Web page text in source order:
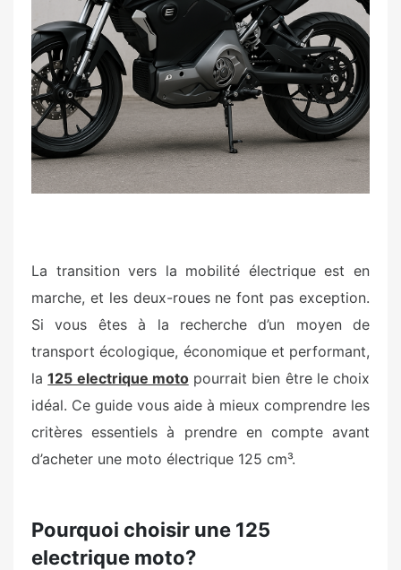
La transition vers la mobilité électrique est en
marche, et les deux-roues ne font pas exception.
Si vous êtes à la recherche d’un moyen de
transport écologique, économique et performant,
la125 electrique motopourrait bien être le choix
idéal. Ce guide vous aide à mieux comprendre les
critères essentiels à prendre en compte avant
d’acheter une moto électrique 125 cm³.
Pourquoi choisir une 125
electrique moto?